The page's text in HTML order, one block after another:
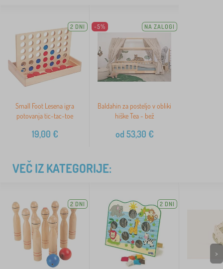
2 DNI
Small Foot Lesena igra
potovanja tic-tac-toe
19,00 €
-5% NA ZALOGI
Baldahin za posteljo v obliki
hiške Tea - bež
od 53,30 €
VEČ IZ KATEGORIJE:
2 DNI 2 DNI
>